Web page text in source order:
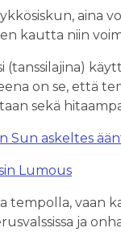
aina
kautta niin
(tanssilajina)
on se, että
sekä
Sun askeltes
Lumous
tempolla,
ja